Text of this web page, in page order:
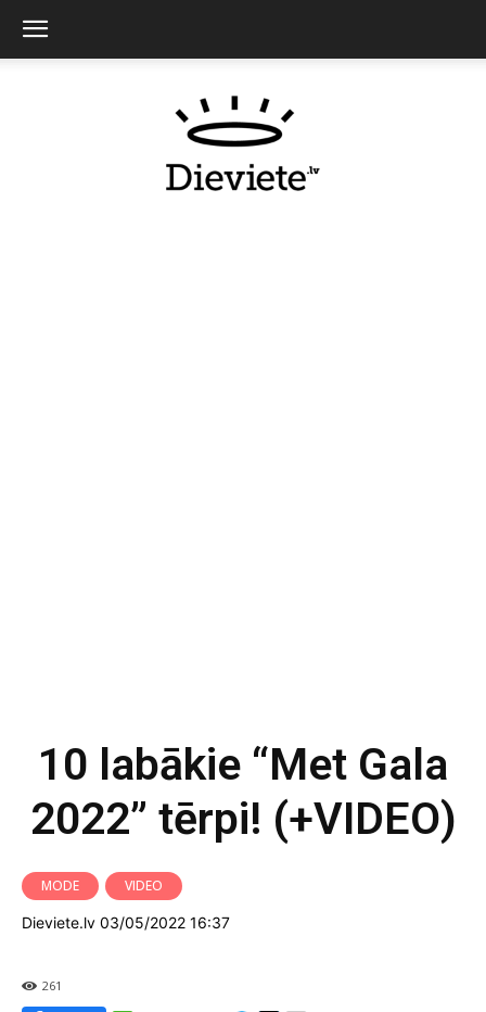
10 labākie “Met Gala
2022” tērpi! (+VIDEO)
MODE
VIDEO
Dieviete.lv 03/05/2022 16:37
261